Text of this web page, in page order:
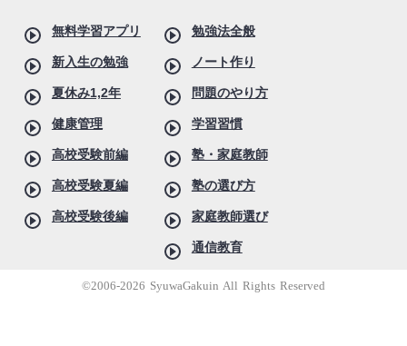
無料学習アプリ
新入生の勉強
夏休み1,2年
健康管理
高校受験前編
高校受験夏編
高校受験後編
勉強法全般
ノート作り
問題のやり方
学習習慣
塾・家庭教師
塾の選び方
家庭教師選び
通信教育
©2006-2026 SyuwaGakuin All Rights Reserved